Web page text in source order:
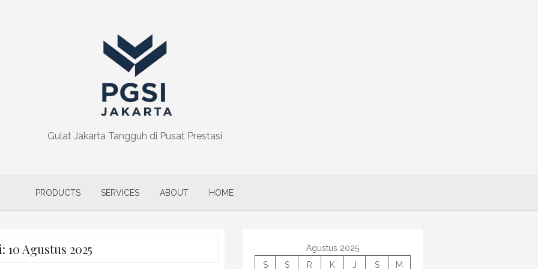
Gulat Jakarta Tangguh di Pusat Prestasi
PRODUCTS SERVICES ABOUT HOME
10 Agustus 2025
Agustus 2025
S
S R K J S
M